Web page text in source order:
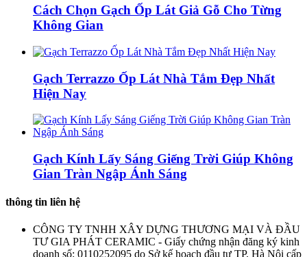
Cách Chọn Gạch Ốp Lát Giả Gỗ Cho Từng
Không Gian
Gạch Terrazzo Ốp Lát Nhà Tắm Đẹp Nhất
Hiện Nay
Gạch Kính Lấy Sáng Giếng Trời Giúp Không
Gian Tràn Ngập Ánh Sáng
thông tin liên hệ
CÔNG TY TNHH XÂY DỰNG THƯƠNG MẠI VÀ ĐẦU
TƯ GIA PHÁT CERAMIC - Giấy chứng nhận đăng ký kinh
doanh số: 0110252095 do Sở kế hoạch đầu tư TP. Hà Nội cấp